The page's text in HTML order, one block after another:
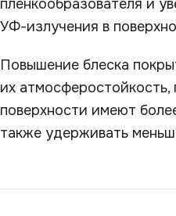
пленкообразователя и
УФ-излучения в
Повышение блеска
их атмосферостойкость,
поверхности имеют
также удерживать